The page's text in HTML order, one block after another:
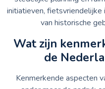
initiatieven, fietsvriendelijke
van historische
Wat zijn
de
Kenmerkende aspecten